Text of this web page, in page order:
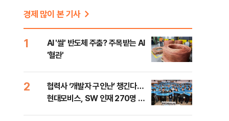
경제 많이 본 기사
1
AI '쌀' 반도체 주춤? 주목받는 AI
'혈관'
2
협력사 ‘개발자 구인난’ 챙긴다…
현대모비스, SW 인재 270명 육